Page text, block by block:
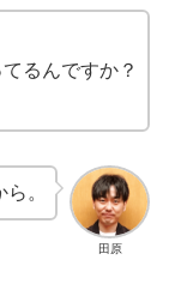
るんですか？
田原
。